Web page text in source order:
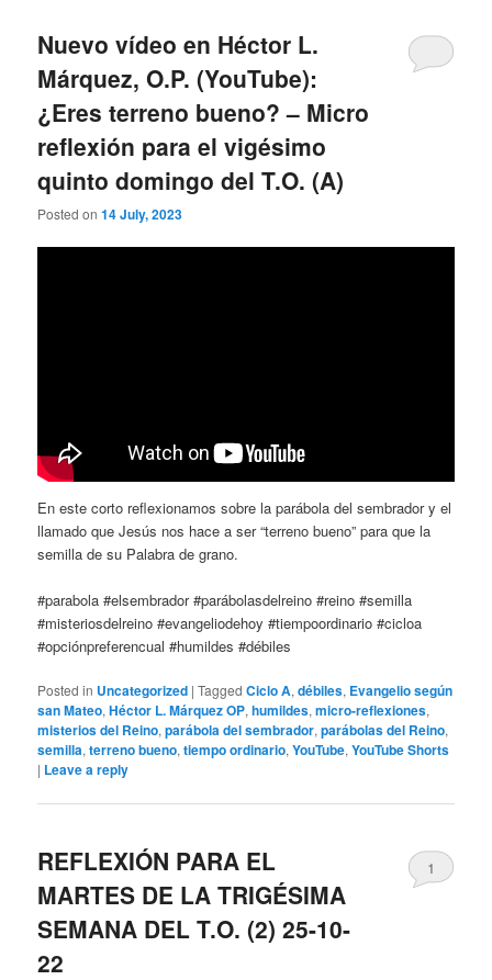
Nuevo vídeo en Héctor L.
Márquez, O.P. (YouTube):
¿Eres terreno bueno? – Micro
reflexión para el vigésimo
quinto domingo del T.O. (A)
Posted on14 July, 2023
En este corto reflexionamos sobre la parábola del sembrador y el
llamado que Jesús nos hace a ser “terreno bueno” para que la
semilla de su Palabra de grano.
#parabola #elsembrador #parábolasdelreino #reino #semilla
#misteriosdelreino #evangeliodehoy #tiempoordinario #cicloa
#opciónpreferencual #humildes #débiles
Posted in Uncategorized |Tagged Ciclo A,débiles, Evangelio según
san Mateo,Héctor L. Márquez OP,humildes,micro-reflexiones,
misterios del Reino,parábola del sembrador,parábolas del Reino,
semilla,terreno bueno,tiempo ordinario,YouTube,YouTube Shorts
| Leave a reply
REFLEXIÓN PARA EL
MARTES DE LA TRIGÉSIMA
SEMANA DEL T.O. (2) 25-10-
22
1